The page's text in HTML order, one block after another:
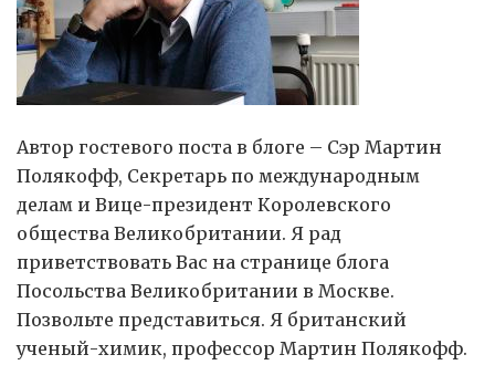
Автор гостевого поста в блоге – Сэр Мартин
Полякофф, Секретарь по международным
делам и Вице-президент Королевского
общества Великобритании. Я рад
приветствовать Вас на странице блога
Посольства Великобритании в Москве.
Позвольте представиться. Я британский
ученый-химик, профессор Мартин Полякофф.